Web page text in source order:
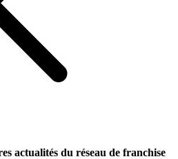
actualités du réseau de franchise